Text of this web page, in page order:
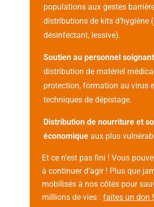
populations aux gestes
distributions de kits d’hygiène
désinfectant, lessive).
Soutien au personnel
distribution de matériel
protection, formation au virus
techniques de dépistage.
Distribution de nourriture et
économiqueaux plus
Et ce n’est pas fini ! Vous
à continuer d’agir ! Plus que
mobilisés à nos côtés pour
millions de vies : faites un don !